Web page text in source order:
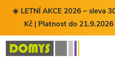
☀️ LETNÍ AKCE 2026 – sleva
Kč | Platnost do 21.9.2026
Přejít